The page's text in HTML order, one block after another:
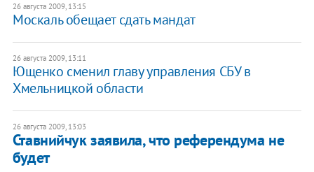
26 августа 2009, 13:15
Москаль обещает сдать мандат
26 августа 2009, 13:11
Ющенко сменил главу управления СБУ в
Хмельницкой области
26 августа 2009, 13:03
Ставнийчук заявила, что референдума не
будет